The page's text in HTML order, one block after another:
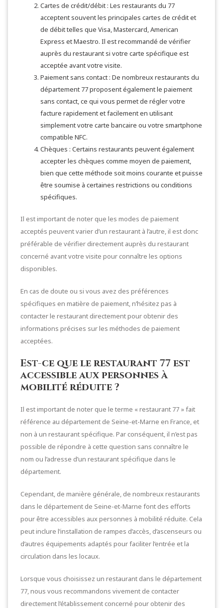
Cartes de crédit/débit : Les restaurants du 77
acceptent souvent les principales cartes de crédit et
de débit telles que Visa, Mastercard, American
Express et Maestro. Il est recommandé de vérifier
auprès du restaurant si votre carte spécifique est
acceptée avant votre visite.
Paiement sans contact : De nombreux restaurants du
département 77 proposent également le paiement
sans contact, ce qui vous permet de régler votre
facture rapidement et facilement en utilisant
simplement votre carte bancaire ou votre smartphone
compatible NFC.
Chèques : Certains restaurants peuvent également
accepter les chèques comme moyen de paiement,
bien que cette méthode soit moins courante et puisse
être soumise à certaines restrictions ou conditions
spécifiques.
Il est important de noter que les modes de paiement
acceptés peuvent varier d’un restaurant à l’autre, il est donc
préférable de vérifier directement auprès du restaurant
concerné avant votre visite pour connaître les options
disponibles.
En cas de doute ou si vous avez des préférences
spécifiques en matière de paiement, n’hésitez pas à
contacter le restaurant directement pour obtenir des
informations précises sur les méthodes de paiement
acceptées.
Est-ce que le restaurant 77 est
accessible aux personnes à
mobilité réduite ?
Il est important de noter que le terme « restaurant 77 » fait
référence au département de Seine-et-Marne en France, et
non à un restaurant spécifique. Par conséquent, il n’est pas
possible de répondre à cette question sans connaître le
nom ou l’adresse d’un restaurant spécifique dans le
département.
Cependant, de manière générale, de nombreux restaurants
dans le département de Seine-et-Marne font des efforts
pour être accessibles aux personnes à mobilité réduite. Cela
peut inclure l’installation de rampes d’accès, d’ascenseurs ou
d’autres équipements adaptés pour faciliter l’entrée et la
circulation dans les locaux.
Lorsque vous choisissez un restaurant dans le département
77, nous vous recommandons vivement de contacter
directement l’établissement concerné pour obtenir des